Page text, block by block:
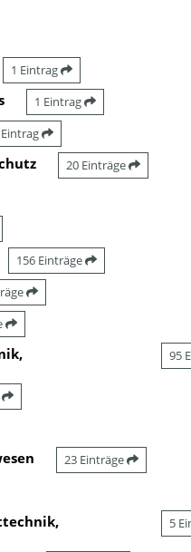
1 Eintrag
1 Eintrag
20 Einträge
156 Einträge
95
23 Einträge
5